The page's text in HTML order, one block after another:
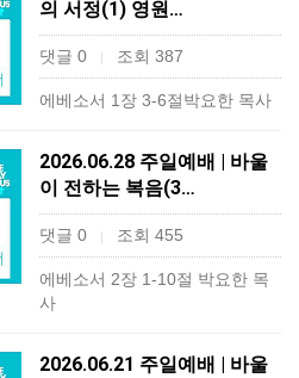
의 서정(1) 영원…
댓글 0 | 조회 387
에베소서 1장 3-6절박요한 목사
2026.06.28 주일예배 | 바울
이 전하는 복음(3…
댓글 0 | 조회 455
에베소서 2장 1-10절 박요한 목
사
2026.06.21 주일예배 | 바울